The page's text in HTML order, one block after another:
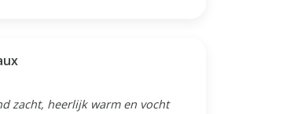
zacht, heerlijk warm en vocht